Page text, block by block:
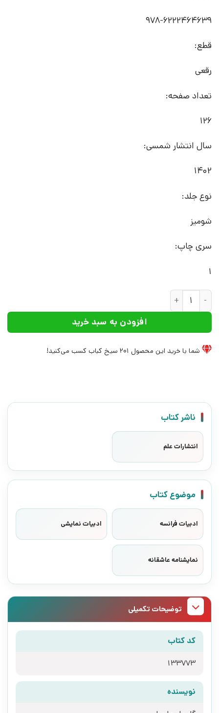
978-6222464639
قطع:
رقعی
تعداد صفحه:
126
سال انتشار شمسی:
1402
نوع جلد:
شومیز
سری چاپ:
1
کتاب راز عشق | انتشارات علم عدد
افزودن به سبد خرید
شما با خرید این محصول 201 سیخ کباب کسب می‌کنید!
ناشر کتاب
انتشارات علم
موضوع کتاب
ادبیات فرانسه ادبیات نمایشی
نمایشنامه عاشقانه
توضیحات تکمیلی
کد کتاب
133773
نویسنده